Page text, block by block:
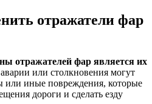
отражатели фар
отражателей фар является их
аварии или столкновения могут
или иные повреждения, которые
дороги и сделать езду